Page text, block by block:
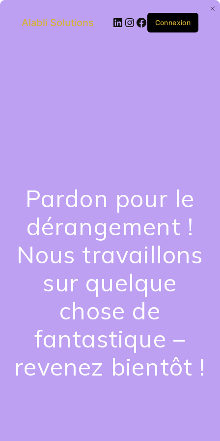
Alabli Solutions Connexion
Pardon pour le
dérangement !
Nous travaillons
sur quelque
chose de
fantastique –
revenez bientôt !